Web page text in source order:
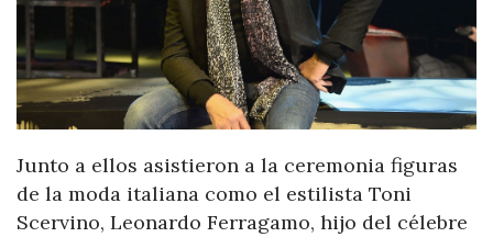
Junto a ellos asistieron a la ceremonia figuras
de la moda italiana como el estilista Toni
Scervino, Leonardo Ferragamo, hijo del célebre